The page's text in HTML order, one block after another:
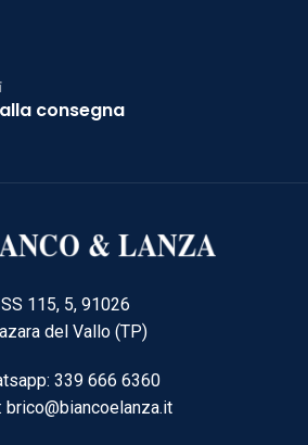
consegna
SS 115, 5, 91026
del Vallo (TP)
339 666 6360
brico@biancoelanza.it